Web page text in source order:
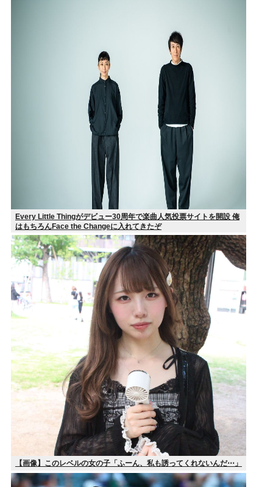
Every Little Thingがデビュー30周年で楽曲人気投票サイトを開設 俺
はもちろんFace the Changeに入れてきたぞ
【画像】このレベルの女の子「ふーん、私も誘ってくれないんだ⋯」